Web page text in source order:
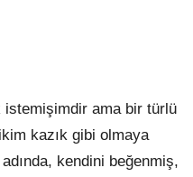
istemişimdir ama bir türlü
kazık gibi olmaya
kendini beğenmiş,